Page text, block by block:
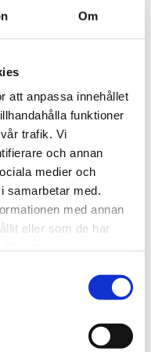
Om
att anpassa innehållet
funktioner
trafik. Vi
och annan
medier och
samarbetar med.
med annan
eller som de har
Dinner with Frida
MAGS